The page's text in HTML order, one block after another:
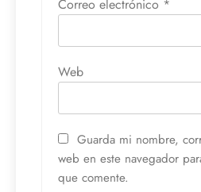
Correo electrónico *
Web
Guarda mi nombre,
web en este navegador
que comente.